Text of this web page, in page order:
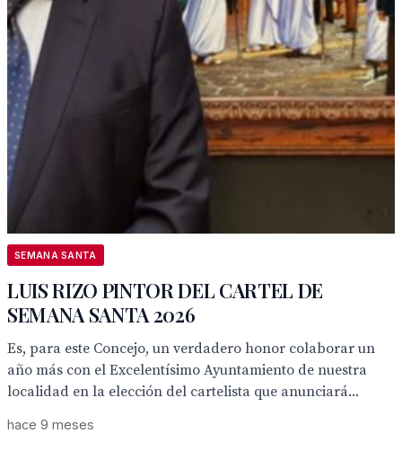
SEMANA SANTA
LUIS RIZO PINTOR DEL CARTEL DE
SEMANA SANTA 2026
Es, para este Concejo, un verdadero honor colaborar un
año más con el Excelentísimo Ayuntamiento de nuestra
localidad en la elección del cartelista que anunciará...
hace 9 meses